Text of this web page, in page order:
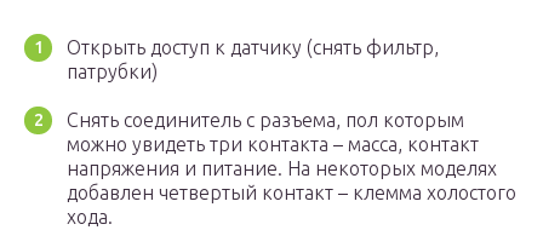
Открыть доступ к датчику (снять фильтр,
патрубки)
Снять соединитель с разъема, пол которым
можно увидеть три контакта – масса, контакт
напряжения и питание. На некоторых моделях
добавлен четвертый контакт – клемма холостого
хода.